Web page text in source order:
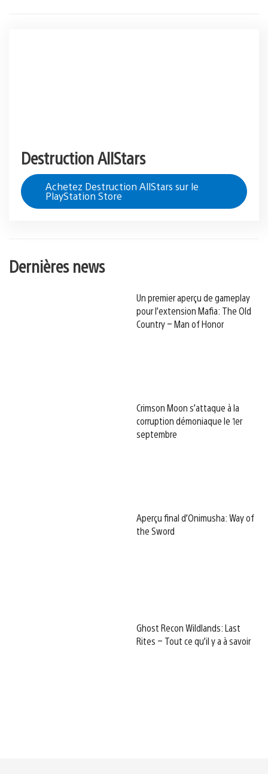
Destruction AllStars
Achetez Destruction AllStars sur le
PlayStation Store
Dernières news
Un premier aperçu de gameplay
pour l’extension Mafia: The Old
Country – Man of Honor
Crimson Moon s’attaque à la
corruption démoniaque le 1er
septembre
Aperçu final d’Onimusha: Way of
the Sword
Ghost Recon Wildlands: Last
Rites – Tout ce qu’il y a à savoir